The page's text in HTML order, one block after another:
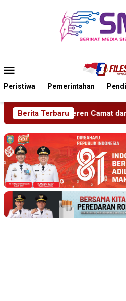
Mobile
Peristiwa Pemerintahan
Berita Terbaru
Bantu Turis Italia Tersesat di